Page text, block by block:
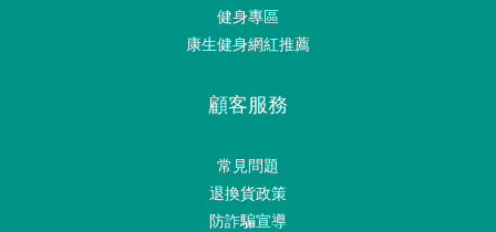
健身專區
康生健身網紅推薦
顧客服務
常見問題
退換貨政策
防詐騙宣導